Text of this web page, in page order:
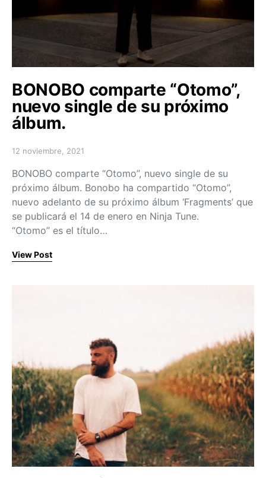
BONOBO comparte “Otomo”,
nuevo single de su próximo
álbum.
Posted on
12 noviembre, 2021
BONOBO comparte “Otomo”, nuevo single de su
próximo álbum. Bonobo ha compartido “Otomo”,
nuevo adelanto de su próximo álbum ‘Fragments’ que
se publicará el 14 de enero en Ninja Tune.
“Otomo” es el título…
View Post